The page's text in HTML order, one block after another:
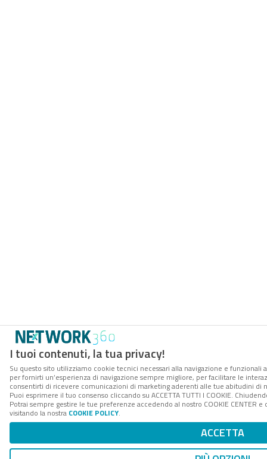
I tuoi contenuti, la tua privacy!
Su questo sito utilizziamo cookie tecnici necessari alla navigazione e funzionali
per fornirti un’esperienza di navigazione sempre migliore, per facilitare le
consentirti di ricevere comunicazioni di marketing aderenti alle tue abitudini di
Puoi esprimere il tuo consenso cliccando su ACCETTA TUTTI I COOKIE.
Potrai sempre gestire le tue preferenze accedendo al nostro COOKIE
visitando la nostra COOKIE POLICY.
ACCETTA